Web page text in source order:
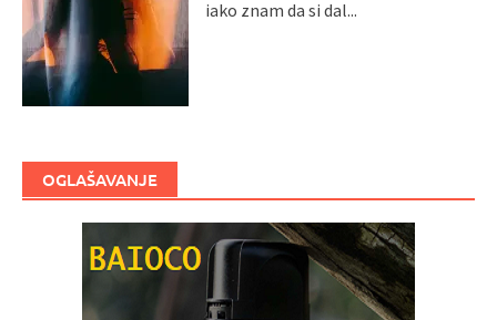
iako znam da si dal...
OGLAŠAVANJE